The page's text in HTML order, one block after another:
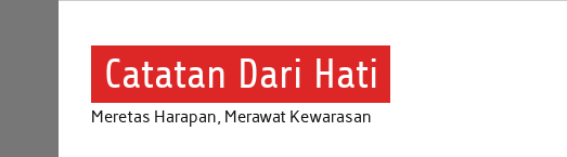
Catatan Dari Hati
Meretas Harapan, Merawat Kewarasan